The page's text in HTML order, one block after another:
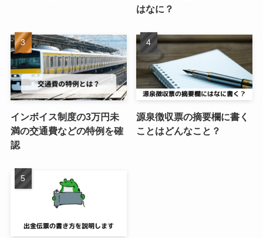
はなに？
インボイス制度の3万円未
満の交通費などの特例を確
認
源泉徴収票の摘要欄に書く
ことはどんなこと？